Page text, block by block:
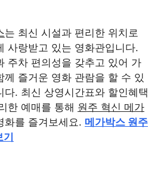
는 최신 시설과 편리한 위치로
사랑받고 있는 영화관입니다.
주차 편의성을 갖추고 있어 가
께 즐거운 영화 관람을 할 수 있
다. 최신 상영시간표와 할인혜택
한 예매를 통해 원주 혁신 메가
화를 즐겨보세요. 메가박스 원주